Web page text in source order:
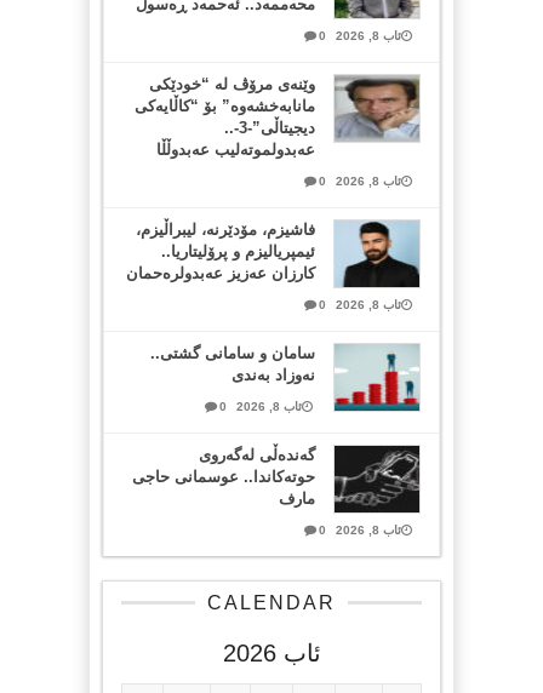
محەممەد.. ئەحمەد ڕەسوڵ
ئاب 8, 2026 0
وێنەی مرۆڤ لە “خودێکی
مانابەخشەوە” بۆ “کاڵایەکی
دیجیتاڵی”-3-..
عەبدولموتەلیب عەبدوڵڵا
ئاب 8, 2026 0
فاشیزم، مۆدێرنە، لیبراڵیزم،
ئیمپریالیزم و پرۆلیتاریا..
کارزان عەزیز عەبدولرەحمان
ئاب 8, 2026 0
سامان و سامانی گشتی..
نەوزاد بەندی
ئاب 8, 2026 0
گەندەڵی لەگەروی
حوتەکاندا.. عوسمانی حاجی
مارف
ئاب 8, 2026 0
CALENDAR
ئاب 2026